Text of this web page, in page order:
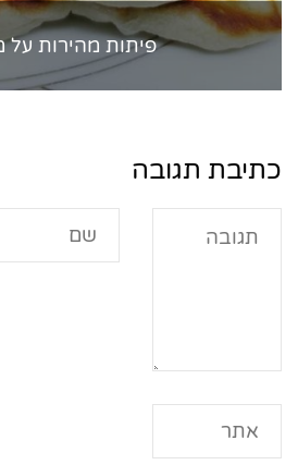
פיתות מהירות
כתיבת תגובה